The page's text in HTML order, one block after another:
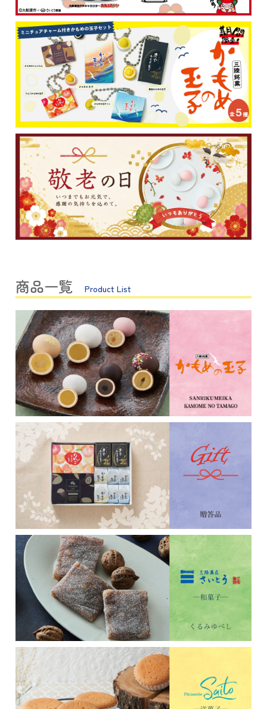
商品一覧 Product List